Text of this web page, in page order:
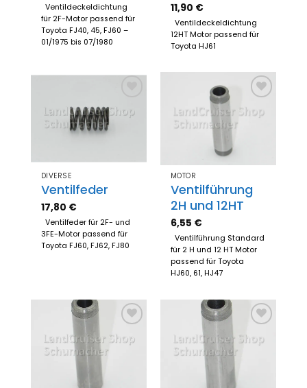
Ventildeckeldichtung
für 2F-Motor passend für
Toyota FJ40, 45, FJ60 –
01/1975 bis 07/1980
11,90 €
Ventildeckeldichtung
12HT Motor passend für
Toyota HJ61
Zum
Merkzettel
hinzufügen
DIVERSE
Ventilfeder
17,80 €
Ventilfeder für 2F- und
3FE-Motor passend für
Toyota FJ60, FJ62, FJ80
Zum
Merkzettel
hinzufügen
MOTOR
Ventilführung
2H und 12HT
6,55 €
Ventilführung Standard
für 2 H und 12 HT Motor
passend für Toyota
HJ60, 61, HJ47
Zum
Merkzettel
hinzufügen
Zum
Merkzettel
hinzufügen